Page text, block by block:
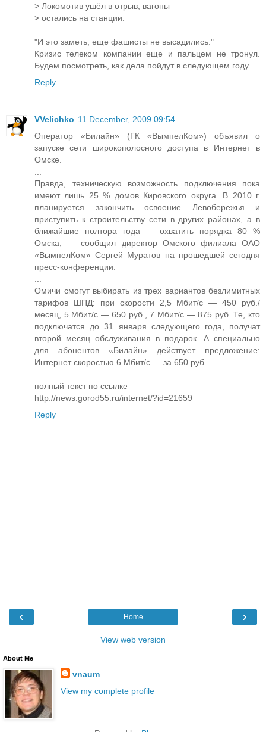
> Локомотив ушёл в отрыв, вагоны
> остались на станции.
"И это заметь, еще фашисты не высадились."
Кризис телеком компании еще и пальцем не тронул.
Будем посмотреть, как дела пойдут в следующем году.
Reply
VVelichko 11 December, 2009 09:54
Оператор «Билайн» (ГК «ВымпелКом») объявил о
запуске сети широкополосного доступа в Интернет в
Омске.
Правда, техническую возможность подключения пока
имеют лишь 25 % домов Кировского округа. В 2010 г.
планируется закончить освоение Левобережья и
приступить к строительству сети в других районах, а в
ближайшие полтора года — охватить порядка 80 %
Омска, — сообщил директор Омского филиала ОАО
«ВымпелКом» Сергей Муратов на прошедшей сегодня
пресс-конференции.
Омичи смогут выбирать из трех вариантов безлимитных
тарифов ШПД: при скорости 2,5 Мбит/с — 450 руб./
месяц, 5 Мбит/с — 650 руб., 7 Мбит/с — 875 руб. Те, кто
подключатся до 31 января следующего года, получат
второй месяц обслуживания в подарок. А специально
для абонентов «Билайн» действует предложение:
Интернет скоростью 6 Мбит/с — за 650 руб.
полный текст по ссылке
http://news.gorod55.ru/internet/?id=21659
Reply
‹ ›
Home
View web version
About Me
vnaum
View my complete profile